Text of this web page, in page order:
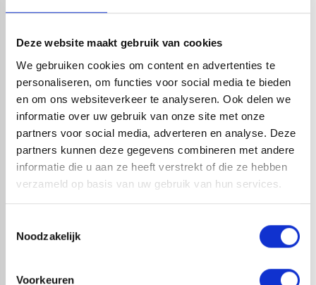
Deze website maakt gebruik van cookies
We gebruiken cookies om content en advertenties te
personaliseren, om functies voor social media te bieden
en om ons websiteverkeer te analyseren. Ook delen we
informatie over uw gebruik van onze site met onze
partners voor social media, adverteren en analyse. Deze
partners kunnen deze gegevens combineren met andere
informatie die u aan ze heeft verstrekt of die ze hebben
verzameld op basis van uw gebruik van hun services.
Noodzakelijk
Voorkeuren
HANDIG OM ER BIJ TE KOPEN
NOK EINDSTUK CLASSIC |
GROOT | MAT ZWART
NOK EINDSTUK CLASSIC |
GROOT | MAT GRAFIET GRIJS